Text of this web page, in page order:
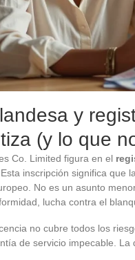
y
(y lo que
Co. Limited figura en el
inscripción significa que
No es un asunto
lucha contra el
no cubre todos los
de servicio impecable. La